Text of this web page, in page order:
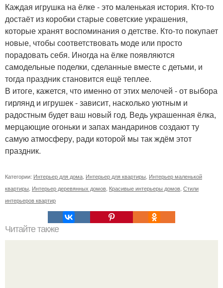
Каждая игрушка на ёлке - это маленькая история. Кто-то
достаёт из коробки старые советские украшения,
которые хранят воспоминания о детстве. Кто-то покупает
новые, чтобы соответствовать моде или просто
порадовать себя. Иногда на ёлке появляются
самодельные поделки, сделанные вместе с детьми, и
тогда праздник становится ещё теплее.
В итоге, кажется, что именно от этих мелочей - от выбора
гирлянд и игрушек - зависит, насколько уютным и
радостным будет ваш новый год. Ведь украшенная ёлка,
мерцающие огоньки и запах мандаринов создают ту
самую атмосферу, ради которой мы так ждём этот
праздник.
Категории: Интерьер для дома Интерьер для квартиры Интерьер маленькой
квартиры Интерьер деревянных домов Красивые интерьеры домов Стили
интерьеров квартир
Читайте также